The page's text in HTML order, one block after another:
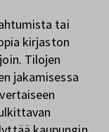
tai
kirjaston
Tilojen
jakamisessa